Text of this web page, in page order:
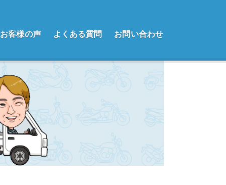
お客様の声 よくある質問 お問い合わせ